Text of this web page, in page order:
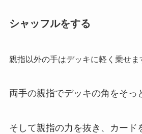
シャッフルをする
親指以外の手はデッキに軽く乗せま
両手の親指でデッキの角をそっ
そして親指の力を抜き、カード